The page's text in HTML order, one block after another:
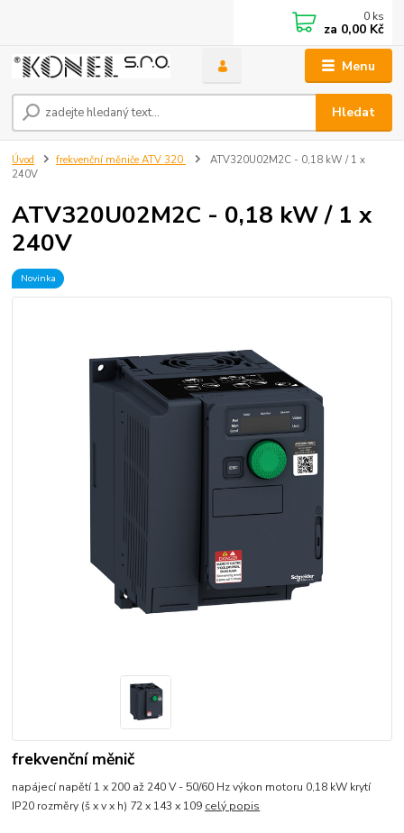
Menu
Hledat
0 ks
za 0,00 Kč
Úvod frekvenční měniče ATV 320
ATV320U02M2C - 0,18 kW / 1 x
240V
ATV320U02M2C - 0,18 kW / 1 x
240V
Novinka
frekvenční měnič
napájecí napětí 1 x 200 až 240 V - 50/60 Hz výkon motoru 0,18 kW krytí
IP20 rozměry (š x v x h) 72 x 143 x 109 celý popis